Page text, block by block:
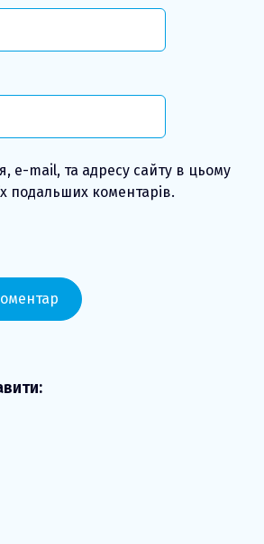
e-mail, та адресу сайту в цьому
подальших коментарів.